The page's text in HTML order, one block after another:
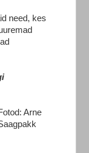
need, kes
Arne